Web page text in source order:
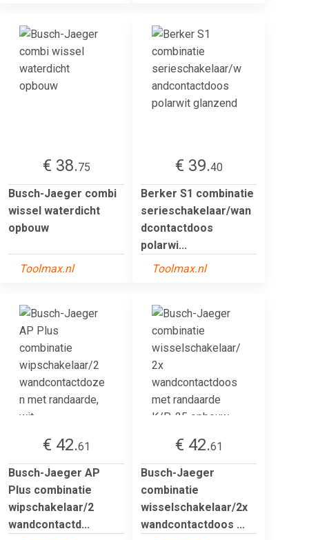
€ 38.75
Busch-Jaeger combi
wissel waterdicht
opbouw
Toolmax.nl
€ 39.40
Berker S1 combinatie
serieschakelaar/wan
dcontactdoos
polarwi...
Toolmax.nl
€ 42.61
Busch-Jaeger AP
Plus combinatie
wipschakelaar/2
wandcontactd...
€ 42.61
Busch-Jaeger
combinatie
wisselschakelaar/2x
wandcontactdoos ...